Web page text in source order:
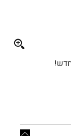
Full
חדש!